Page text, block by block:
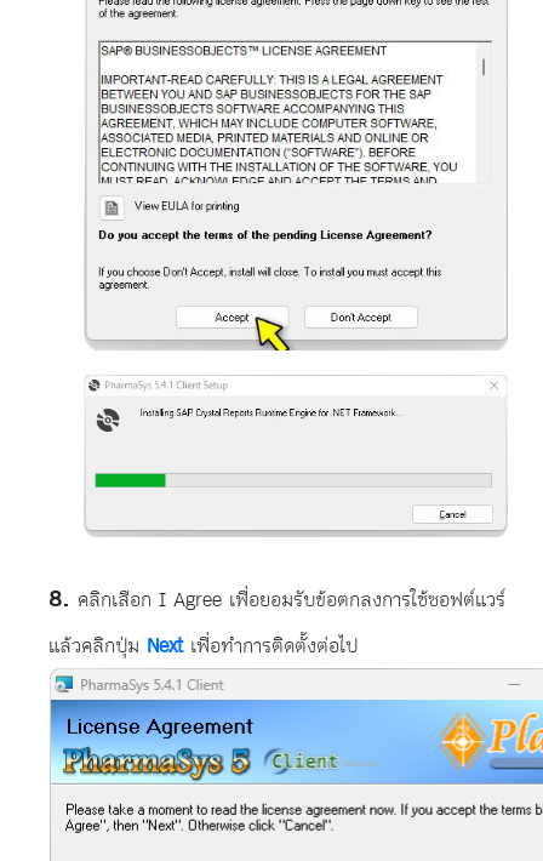
คลิกเลือก I Agree เพื่อยอมรับข้อตกลงการใช้ซอฟต์แวร์
แล้วคลิกปุ่ม Nextเพื่อทำการติดตั้งต่อไป